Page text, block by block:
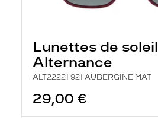
Lunettes de soleil
Alternance
ALT22221 921 AUBERGINE MAT
29,00 €